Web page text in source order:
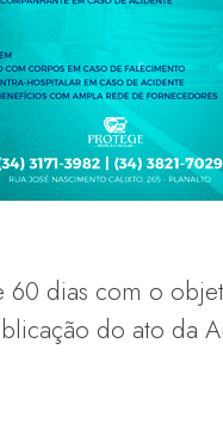
60 dias com o
do ato da